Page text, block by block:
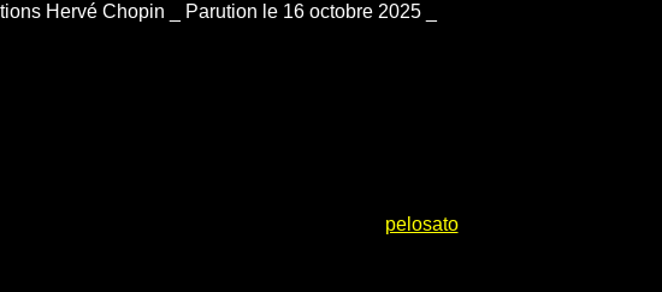
Hervé Chopin _ Parution le 16 octobre 2025 _
pelosato